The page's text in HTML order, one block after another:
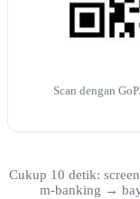
Scan dengan
Cukup 10 detik:
m-banking →